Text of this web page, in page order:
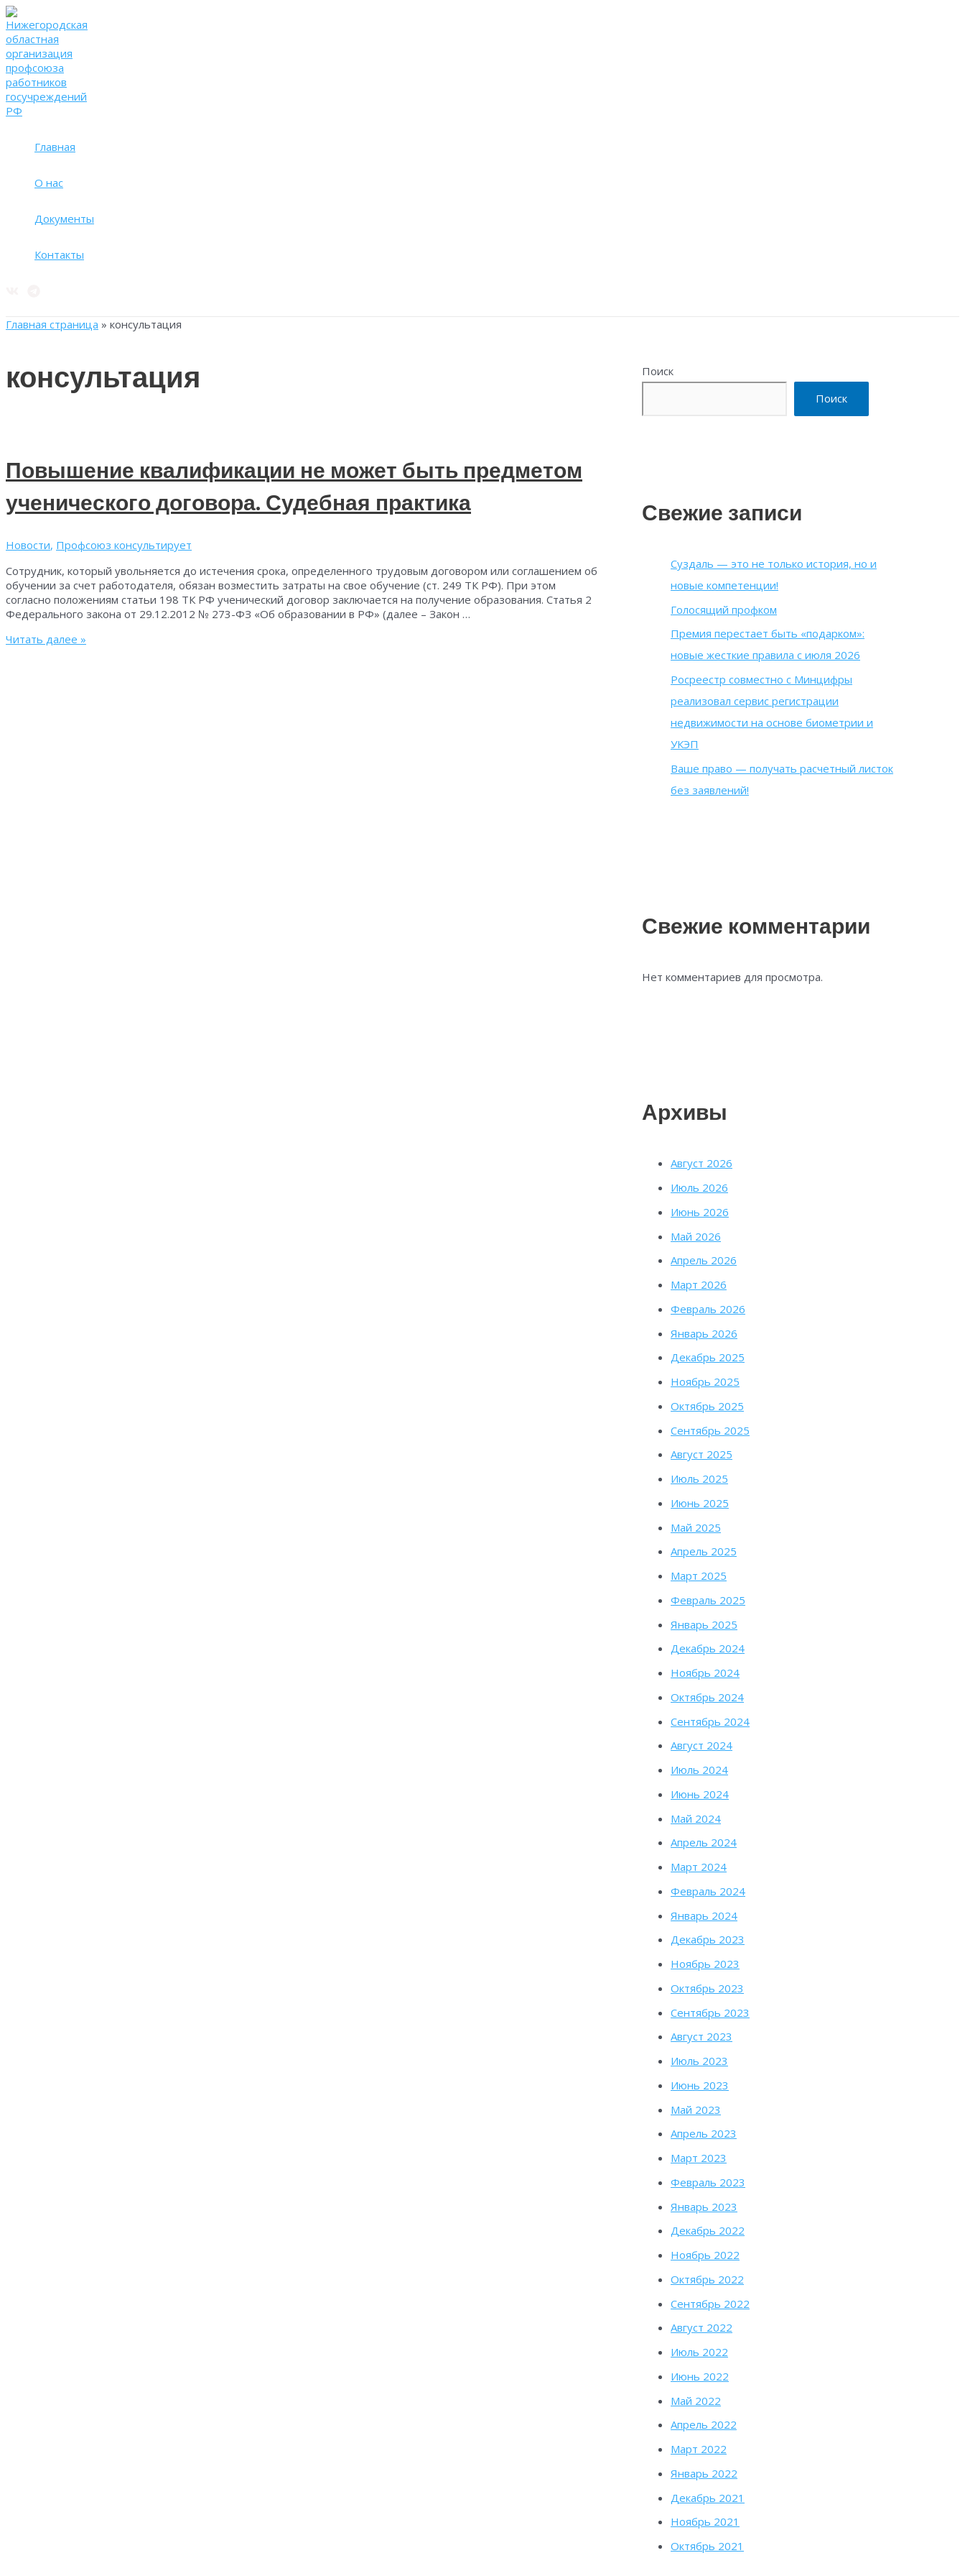
Перейти
к
содержимому
Главная
О нас
Документы
Контакты
Главная страница » консультация
консультация
Повышение квалификации не может быть предметом
ученического договора. Судебная практика
Новости, Профсоюз консультирует
Сотрудник, который увольняется до истечения срока, определенного трудовым договором или соглашением об
обучении за счет работодателя, обязан возместить затраты на свое обучение (ст. 249 ТК РФ). При этом
согласно положениям статьи 198 ТК РФ ученический договор заключается на получение образования. Статья 2
Федерального закона от 29.12.2012 № 273-ФЗ «Об образовании в РФ» (далее – Закон …
Повышение
Читать далее »
Поиск
Поиск
Свежие записи
Суздаль — это не только история, но и
новые компетенции!
Голосящий профком
Премия перестает быть «подарком»:
новые жесткие правила с июля 2026
Росреестр совместно с Минцифры
реализовал сервис регистрации
недвижимости на основе биометрии и
УКЭП
Ваше право — получать расчетный листок
без заявлений!
Свежие комментарии
Нет комментариев для просмотра.
Архивы
Август 2026
Июль 2026
Июнь 2026
Май 2026
Апрель 2026
Март 2026
Февраль 2026
Январь 2026
Декабрь 2025
Ноябрь 2025
Октябрь 2025
Сентябрь 2025
Август 2025
Июль 2025
Июнь 2025
Май 2025
Апрель 2025
Март 2025
Февраль 2025
Январь 2025
Декабрь 2024
Ноябрь 2024
Октябрь 2024
Сентябрь 2024
Август 2024
Июль 2024
Июнь 2024
Май 2024
Апрель 2024
Март 2024
Февраль 2024
Январь 2024
Декабрь 2023
Ноябрь 2023
Октябрь 2023
Сентябрь 2023
Август 2023
Июль 2023
Июнь 2023
Май 2023
Апрель 2023
Март 2023
Февраль 2023
Январь 2023
Декабрь 2022
Ноябрь 2022
Октябрь 2022
Сентябрь 2022
Август 2022
Июль 2022
Июнь 2022
Май 2022
Апрель 2022
Март 2022
Январь 2022
Декабрь 2021
Ноябрь 2021
Октябрь 2021